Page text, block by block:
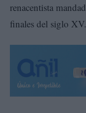
renacentista
finales del siglo XV.